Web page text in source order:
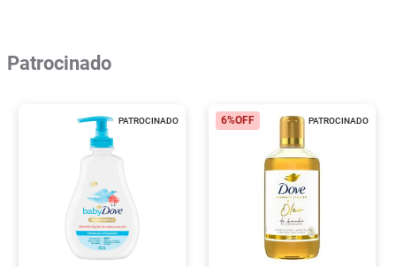
Patrocinado
PATROCINADO PATROCINADO
6%OFF